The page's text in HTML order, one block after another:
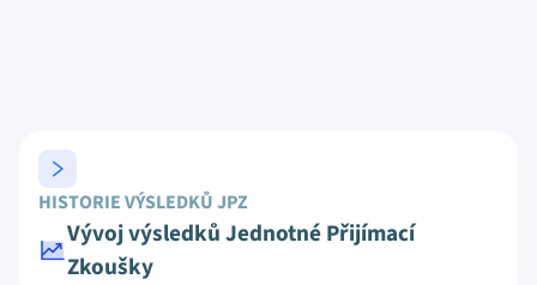
HISTORIE VÝSLEDKŮ JPZ
Vývoj výsledků Jednotné Přijímací
Zkoušky